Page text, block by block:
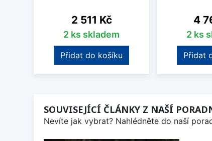
Cena
2 511 Kč
2 ks skladem
Přidat do košíku
Cena
4
2 ks
Přidat
SOUVISEJÍCÍ ČLÁNKY Z NAŠÍ
Nevíte jak vybrat? Nahlédněte do naší